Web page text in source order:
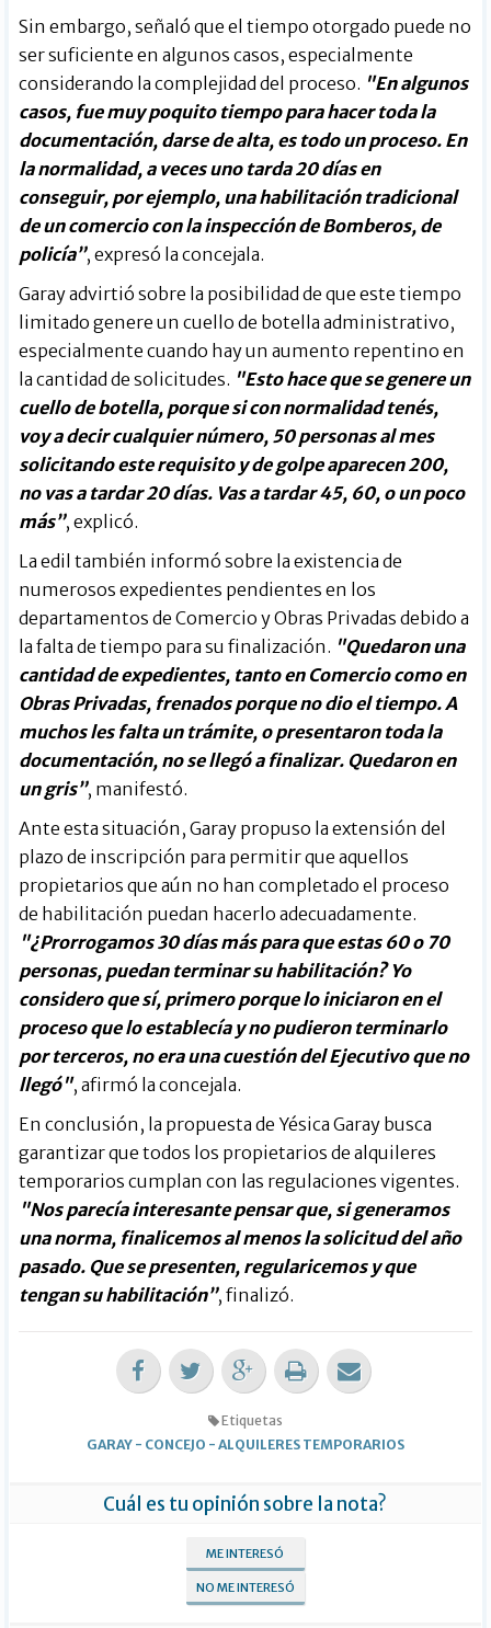
Sin embargo, señaló que el tiempo otorgado puede no
ser suficiente en algunos casos, especialmente
considerando la complejidad del proceso. "En algunos
casos, fue muy poquito tiempo para hacer toda la
documentación, darse de alta, es todo un proceso. En
la normalidad, a veces uno tarda 20 días en
conseguir, por ejemplo, una habilitación tradicional
de un comercio con la inspección de Bomberos, de
policía”, expresó la concejala.
Garay advirtió sobre la posibilidad de que este tiempo
limitado genere un cuello de botella administrativo,
especialmente cuando hay un aumento repentino en
la cantidad de solicitudes. "Esto hace que se genere un
cuello de botella, porque si con normalidad tenés,
voy a decir cualquier número, 50 personas al mes
solicitando este requisito y de golpe aparecen 200,
no vas a tardar 20 días. Vas a tardar 45, 60, o un poco
más”, explicó.
La edil también informó sobre la existencia de
numerosos expedientes pendientes en los
departamentos de Comercio y Obras Privadas debido a
la falta de tiempo para su finalización. "Quedaron una
cantidad de expedientes, tanto en Comercio como en
Obras Privadas, frenados porque no dio el tiempo. A
muchos les falta un trámite, o presentaron toda la
documentación, no se llegó a finalizar. Quedaron en
un gris”, manifestó.
Ante esta situación, Garay propuso la extensión del
plazo de inscripción para permitir que aquellos
propietarios que aún no han completado el proceso
de habilitación puedan hacerlo adecuadamente.
"¿Prorrogamos 30 días más para que estas 60 o 70
personas, puedan terminar su habilitación? Yo
considero que sí, primero porque lo iniciaron en el
proceso que lo establecía y no pudieron terminarlo
por terceros, no era una cuestión del Ejecutivo que no
llegó", afirmó la concejala.
En conclusión, la propuesta de Yésica Garay busca
garantizar que todos los propietarios de alquileres
temporarios cumplan con las regulaciones vigentes.
"Nos parecía interesante pensar que, si generamos
una norma, finalicemos al menos la solicitud del año
pasado. Que se presenten, regularicemos y que
tengan su habilitación”, finalizó.
Etiquetas
GARAY- CONCEJO - ALQUILERES TEMPORARIOS
Cuál es tu opinión sobre la nota?
ME INTERESÓ
NO ME INTERESÓ